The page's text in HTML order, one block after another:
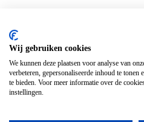
Wij gebruiken cookies
We kunnen deze plaatsen voor analyse van
verbeteren, gepersonaliseerde inhoud te
te bieden. Voor meer informatie over de
instellingen.